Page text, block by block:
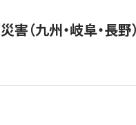
（九州・岐阜・長